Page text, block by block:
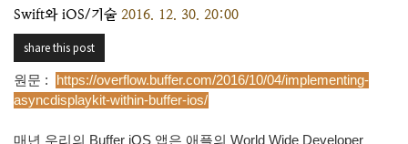
Swift와 iOS/기술 2016. 12. 30. 20:00
share this post
원문 :
https://overflow.buffer.com/2016/10/04/implementing-
asyncdisplaykit-within-buffer-ios/
매년 우리의 Buffer iOS 앱은 애플의 World Wide Developer